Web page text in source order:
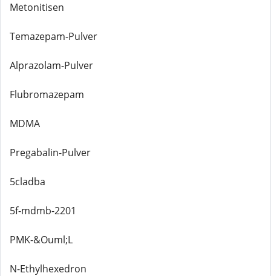
Metonitisen
Temazepam-Pulver
Alprazolam-Pulver
Flubromazepam
MDMA
Pregabalin-Pulver
5cladba
5f-mdmb-2201
PMK-&Ouml;L
N-Ethylhexedron